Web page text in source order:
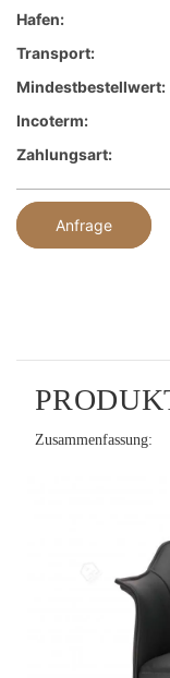
Hafen:
Transport:
Mindestbestellwert:
Incoterm:
Zahlungsart:
Anfrage
Zusammenfassung: